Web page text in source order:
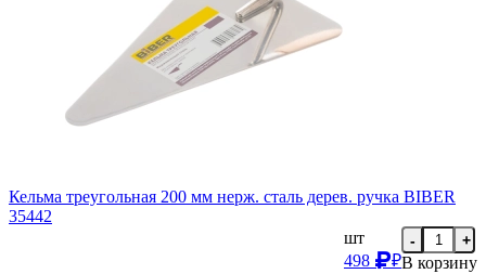
Кельма треугольная 200 мм нерж. сталь дерев. ручка BIBER
35442
шт
498
₽
- +
В корзину